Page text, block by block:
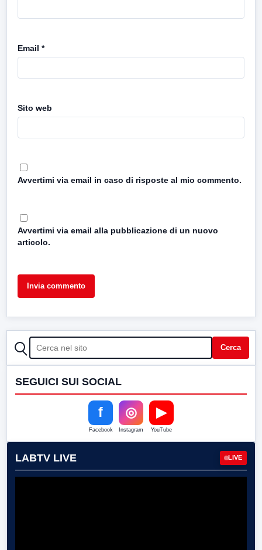
Email *
Sito web
Avvertimi via email in caso di risposte al mio commento.
Avvertimi via email alla pubblicazione di un nuovo
articolo.
CERCA Cerca
SEGUICI SUI SOCIAL
f
Facebook
◎
Instagram
▶
YouTube
LABTV LIVE LIVE